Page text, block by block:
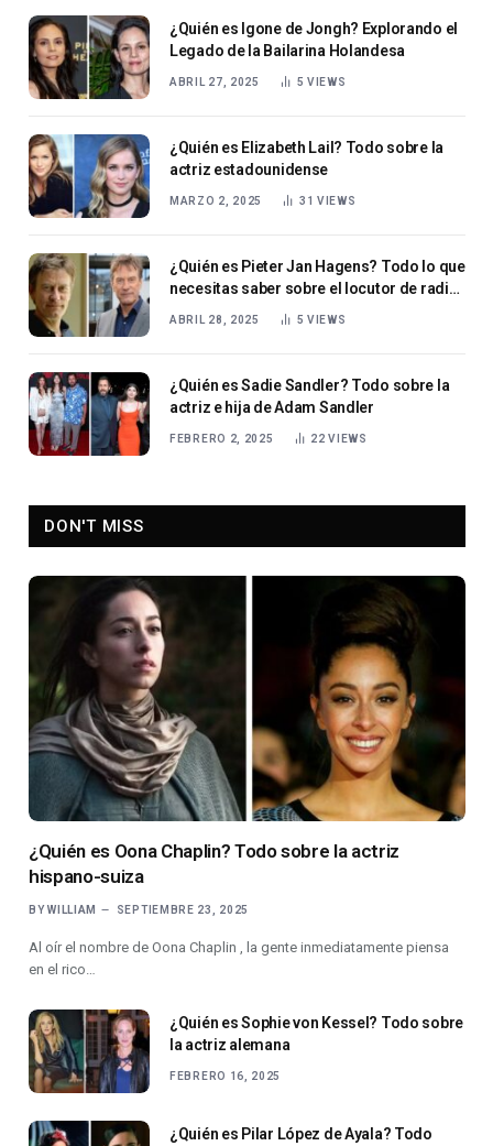
¿Quién es Igone de Jongh? Explorando el
Legado de la Bailarina Holandesa
ABRIL 27, 2025 5 VIEWS
¿Quién es Elizabeth Lail? Todo sobre la
actriz estadounidense
MARZO 2, 2025 31 VIEWS
¿Quién es Pieter Jan Hagens? Todo lo que
necesitas saber sobre el locutor de radio
ABRIL 28, 2025 5 VIEWS
¿Quién es Sadie Sandler? Todo sobre la
actriz e hija de Adam Sandler
FEBRERO 2, 2025 22VIEWS
DON'T MISS
¿Quién es Oona Chaplin? Todo sobre la actriz
hispano-suiza
BY WILLIAM SEPTIEMBRE 23, 2025
Al oír el nombre de Oona Chaplin , la gente inmediatamente piensa
en el rico…
¿Quién es Sophie von Kessel? Todo sobre
la actriz alemana
FEBRERO 16, 2025
¿Quién es Pilar López de Ayala? Todo